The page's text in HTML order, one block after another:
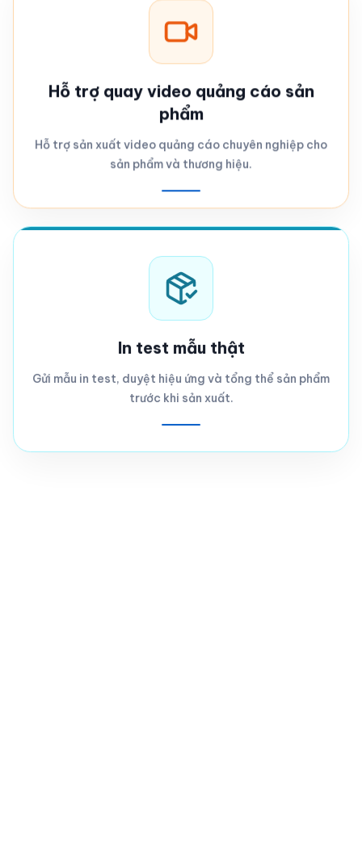
Hỗ trợ quay video quảng cáo sản
phẩm
Hỗ trợ sản xuất video quảng cáo chuyên nghiệp cho
sản phẩm và thương hiệu.
In test mẫu thật
Gửi mẫu in test, duyệt hiệu ứng và tổng thể sản phẩm
trước khi sản xuất.